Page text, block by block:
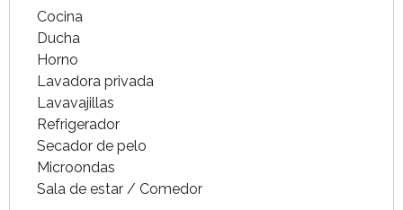
Cocina
Ducha
Horno
Lavadora privada
Lavavajillas
Refrigerador
Secador de pelo
Microondas
Sala de estar / Comedor